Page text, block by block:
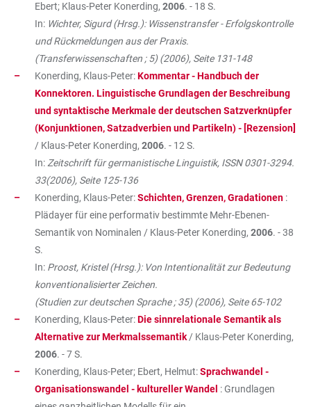
Ebert; Klaus-Peter Konerding, 2006. - 18 S.
In: Wichter, Sigurd (Hrsg.): Wissenstransfer - Erfolgskontrolle
und Rückmeldungen aus der Praxis.
(Transferwissenschaften ; 5) (2006), Seite 131-148
Konerding, Klaus-Peter:Kommentar - Handbuch der
Konnektoren. Linguistische Grundlagen der Beschreibung
und syntaktische Merkmale der deutschen Satzverknüpfer
(Konjunktionen, Satzadverbien und Partikeln) - [Rezension]
/ Klaus-Peter Konerding, 2006. - 12 S.
In: Zeitschrift für germanistische Linguistik, ISSN 0301-3294.
33(2006), Seite 125-136
Konerding, Klaus-Peter:Schichten, Grenzen, Gradationen :
Plädayer für eine performativ bestimmte Mehr-Ebenen-
Semantik von Nominalen / Klaus-Peter Konerding, 2006. - 38
S.
In: Proost, Kristel (Hrsg.): Von Intentionalität zur Bedeutung
konventionalisierter Zeichen.
(Studien zur deutschen Sprache ; 35) (2006), Seite 65-102
Konerding, Klaus-Peter:Die sinnrelationale Semantik als
Alternative zur Merkmalssemantik / Klaus-Peter Konerding,
2006. - 7 S.
Konerding, Klaus-Peter; Ebert, Helmut:Sprachwandel -
Organisationswandel - kultureller Wandel : Grundlagen